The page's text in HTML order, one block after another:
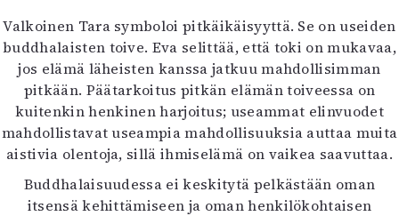
Valkoinen Tara symboloi pitkäikäisyyttä. Se on useiden
buddhalaisten toive. Eva selittää, että toki on mukavaa,
jos elämä läheisten kanssa jatkuu mahdollisimman
pitkään. Päätarkoitus pitkän elämän toiveessa on
kuitenkin henkinen harjoitus; useammat elinvuodet
mahdollistavat useampia mahdollisuuksia auttaa muita
aistivia olentoja, sillä ihmiselämä on vaikea saavuttaa.
Buddhalaisuudessa ei keskitytä pelkästään oman
itsensä kehittämiseen ja oman henkilökohtaisen